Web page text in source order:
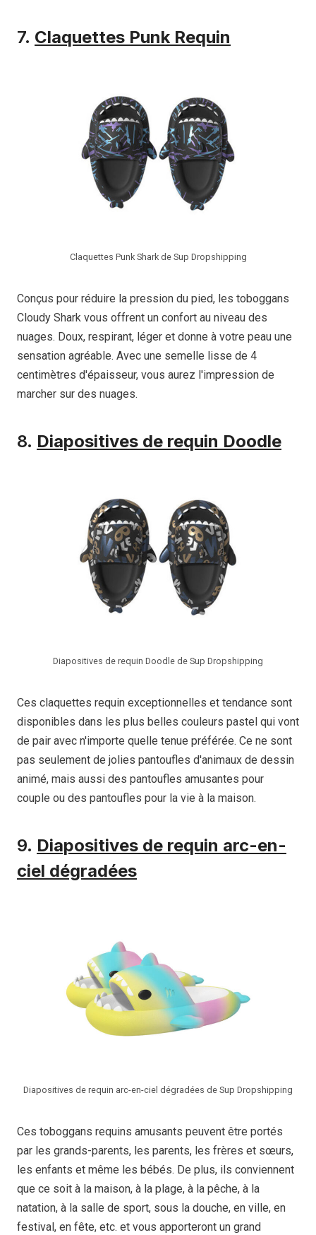
7. Claquettes Punk Requin
Claquettes Punk Shark de Sup Dropshipping
Conçus pour réduire la pression du pied, les toboggans
Cloudy Shark vous offrent un confort au niveau des
nuages. Doux, respirant, léger et donne à votre peau une
sensation agréable. Avec une semelle lisse de 4
centimètres d'épaisseur, vous aurez l'impression de
marcher sur des nuages.
8. Diapositives de requin Doodle
Diapositives de requin Doodle de Sup Dropshipping
Ces claquettes requin exceptionnelles et tendance sont
disponibles dans les plus belles couleurs pastel qui vont
de pair avec n'importe quelle tenue préférée. Ce ne sont
pas seulement de jolies pantoufles d'animaux de dessin
animé, mais aussi des pantoufles amusantes pour
couple ou des pantoufles pour la vie à la maison.
9. Diapositives de requin arc-en-
ciel dégradées
Diapositives de requin arc-en-ciel dégradées de Sup Dropshipping
Ces toboggans requins amusants peuvent être portés
par les grands-parents, les parents, les frères et sœurs,
les enfants et même les bébés. De plus, ils conviennent
que ce soit à la maison, à la plage, à la pêche, à la
natation, à la salle de sport, sous la douche, en ville, en
festival, en fête, etc. et vous apporteront un grand